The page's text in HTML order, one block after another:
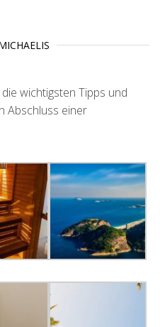
wichtigsten Tipps und
Abschluss einer